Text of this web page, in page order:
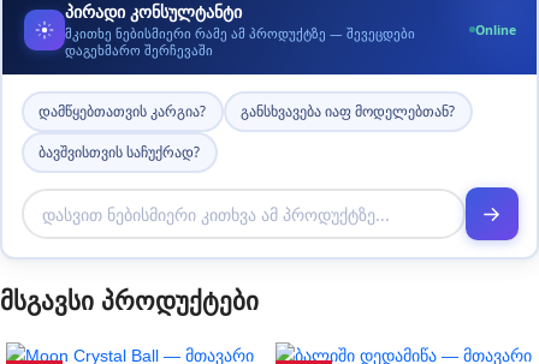
პირადი კონსულტანტი
მკითხე ნებისმიერი რამე ამ პროდუქტზე — შევეცდები
დაგეხმარო შერჩევაში
Online
დამწყებთათვის კარგია? განსხვავება იაფ მოდელებთან?
ბავშვისთვის საჩუქრად?
მსგავსი პროდუქტები